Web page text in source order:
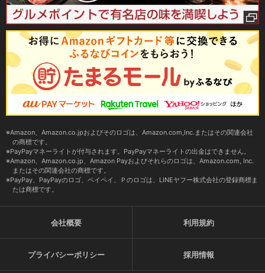
Amazon、Amazon.co.jpおよびそのロゴは、Amazon.com,Inc.またはその関連会社
の商標です。
PayPayマネーライトが付与されます。PayPayマネーライトの出金はできません。
Amazon、Amazon.co.jp、Amazon Payおよびそれらのロゴは、Amazon.com, Inc.
またはその関連会社の商標です。
PayPay、PayPayのロゴ、ペイペイ、Ｐのロゴは、LINEヤフー株式会社の登録商標ま
たは商標です。
会社概要 利用規約
プライバシーポリシー 採用情報